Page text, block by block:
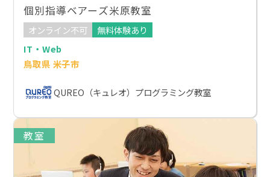
個別指導ベアーズ米原教室
オンライン不可
無料体験あり
IT・Web
鳥取県 米子市
QUREO（キュレオ）プログラミング教室
教室